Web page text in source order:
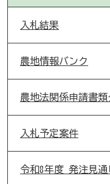
入札結果
農地情報バンク
農地法関係申請書類
入札予定案件
令和8年度 発注見通